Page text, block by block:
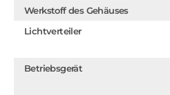
Werkstoff des Gehäuses
Lichtverteiler
Betriebsgerät